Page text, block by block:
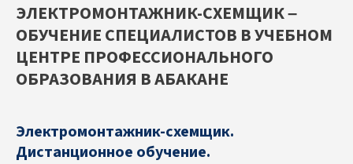
ЭЛЕКТРОМОНТАЖНИК-СХЕМЩИК –
ОБУЧЕНИЕ СПЕЦИАЛИСТОВ В УЧЕБНОМ
ЦЕНТРЕ ПРОФЕССИОНАЛЬНОГО
ОБРАЗОВАНИЯ В АБАКАНЕ
Электромонтажник-схемщик.
Дистанционное обучение.